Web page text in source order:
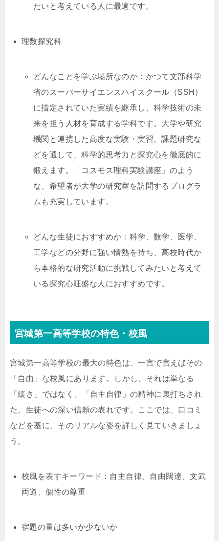
たいと考えている人に最適です。
理数探究科
どんなことを学ぶ場所なのか：かつて文部科学
省のスーパーサイエンスハイスクール（SSH）
に指定されていた実績を継承し、科学技術の未
来を担う人材を育成する学科です。大学や研究
機関と連携した高度な実験・実習、課題研究な
どを通して、科学的思考力と探究心を徹底的に
鍛えます。「コスモス理科実験講座」のよう
な、希望者が大学の研究室を訪問するプログラ
ムも充実しています。
どんな生徒におすすめか：科学、数学、医学、
工学などの分野に強い情熱を持ち、高校時代か
ら本格的な研究活動に挑戦してみたいと考えて
いる探究心旺盛な人におすすめです。
宮城第一高等学校の特色・校風
宮城第一高等学校の最大の特色は、一言で言えばその
「自由」な校風にあります。しかし、それは単なる
「緩さ」ではなく、「自主自律」の精神に裏打ちされ
た、生徒への深い信頼の表れです。ここでは、口コミ
などを基に、そのリアルな姿を詳しく見ていきましょ
う。
校風を表すキーワード：自主自律、自由闊達、文武
両道、個性の尊重
宿題の量は多いか少ないか